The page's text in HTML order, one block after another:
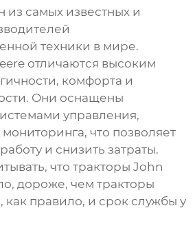
из самых известных и
техники в мире.
отличаются высоким
комфорта и
Они оснащены
управления,
что позволяет
и снизить затраты.
что тракторы John
дороже, чем тракторы
как правило, и срок службы у